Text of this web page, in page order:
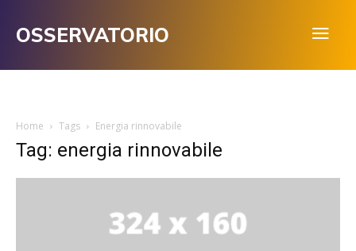
OSSERVATORIO
Home Tags Energia rinnovabile
Tag: energia rinnovabile